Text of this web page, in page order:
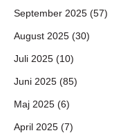
September 2025 (57)
August 2025 (30)
Juli 2025 (10)
Juni 2025 (85)
Maj 2025 (6)
April 2025 (7)